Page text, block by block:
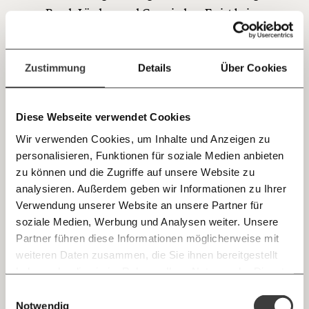
Zustimmung Details Über Cookies
Diese Webseite verwendet Cookies
Wir verwenden Cookies, um Inhalte und Anzeigen zu
personalisieren, Funktionen für soziale Medien anbieten
zu können und die Zugriffe auf unsere Website zu
analysieren. Außerdem geben wir Informationen zu Ihrer
Verwendung unserer Website an unsere Partner für
soziale Medien, Werbung und Analysen weiter. Unsere
Partner führen diese Informationen möglicherweise mit
weiteren Daten zusammen, die Sie ihnen bereitgestellt
Notwendig
Immer auf dem Laufenden
bleiben mit unseren gratis
E-Mail-Newslettern!
sozialen Fortschritt
Ich werde Fördermitglied* …
Jetzt
einfach
teilen.
E-Mail
Whatsapp
von Bund, Ländern und Gemeinden. Es ist kein
Zufall, dass die meisten Förderanträge für den
Heizungstausch aus Einfamilienhäusern kommen
und nur ein Bruchteil davon für Mietshäuser sind.
Was beim Fördern falsch läuft, liest du hier.